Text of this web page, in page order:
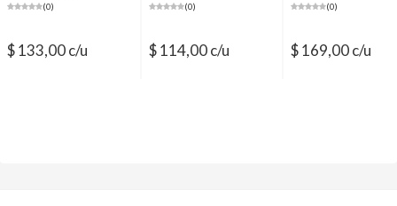
(0)
$ 133,00 c/u
(0)
$ 114,00 c/u
(0)
$ 169,00 c/u